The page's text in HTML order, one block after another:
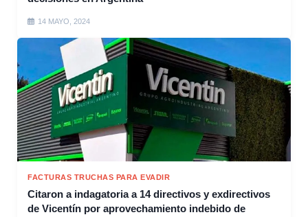
14 MAYO, 2024
FACTURAS TRUCHAS PARA EVADIR
Citaron a indagatoria a 14 directivos y exdirectivos
de Vicentín por aprovechamiento indebido de